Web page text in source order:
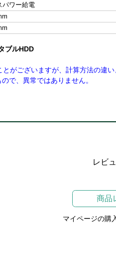
パワー給電
ブルHDD
がございますが、計算方法の違い
で、異常ではありません。
レビ
商品
マイページの購